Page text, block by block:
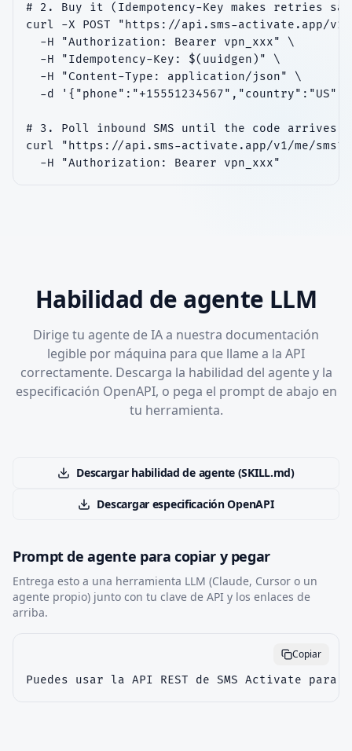
# 2. Buy it (Idempotency-Key makes retries
curl -X POST "https://api.sms-activate.app/v1/
  -H "Authorization: Bearer vpn_xxx" \
  -H "Idempotency-Key: $(uuidgen)" \
  -H "Content-Type: application/json" \
  -d '{"phone":"+15551234567","country":"US"}'
# 3. Poll inbound SMS until the code arrives
curl "https://api.sms-activate.app/v1/me/
  -H "Authorization: Bearer vpn_xxx"
Habilidad de agente LLM
Dirige tu agente de IA a nuestra documentación
legible por máquina para que llame a la API
correctamente. Descarga la habilidad del agente y la
especificación OpenAPI, o pega el prompt de abajo en
tu herramienta.
Descargar habilidad de agente (SKILL.md)
Descargar especificación OpenAPI
Prompt de agente para copiar y pegar
Entrega esto a una herramienta LLM (Claude, Cursor o un
agente propio) junto con tu clave de API y los enlaces de
arriba.
Copiar
Puedes usar la API REST de SMS Activate